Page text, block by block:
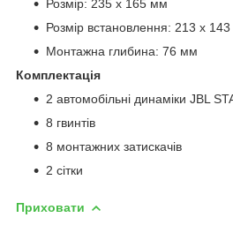
Розмір: 235 х 165 мм
Розмір встановлення: 213 х
Монтажна глибина: 76 мм
Комплектація
2 автомобільні динаміки JBL
8 гвинтів
8 монтажних затискачів
2 сітки
Приховати